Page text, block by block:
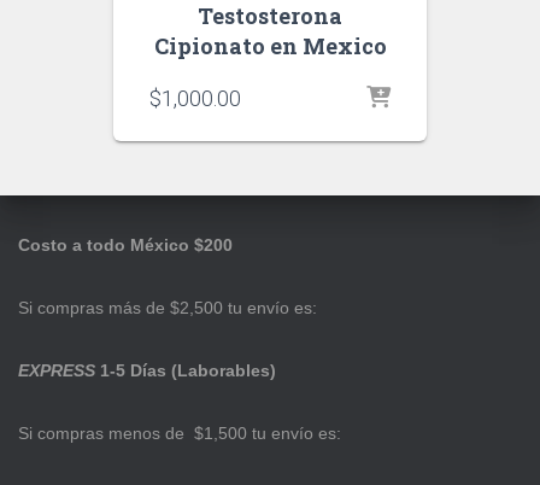
Testosterona
Cipionato en Mexico
$1,000.00
Costo a todo México $200
Si compras más de $2,500 tu envío es:
EXPRESS 1-5 Días (Laborables)
Si compras menos de $1,500 tu envío es: